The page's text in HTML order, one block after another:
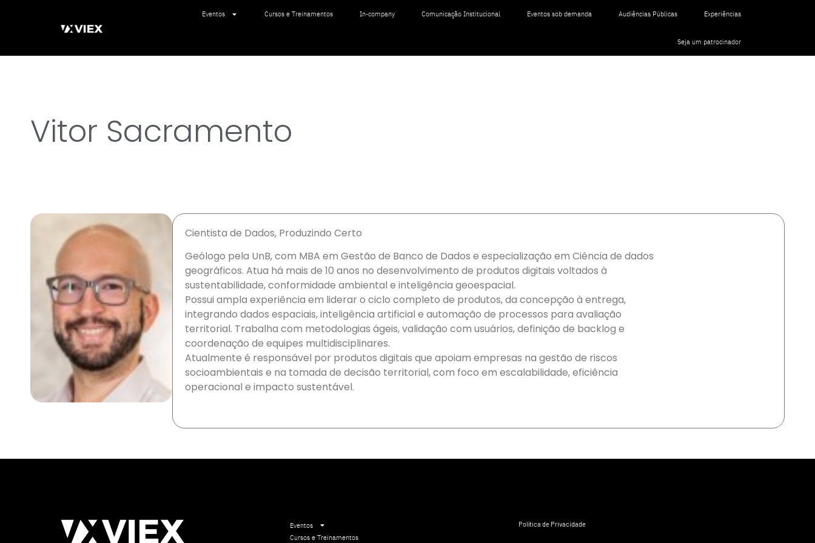
Eventos Cursos e Treinamentos In-company Comunicação Institucional Eventos sob demanda Audiências Públicas Experiências
Seja um patrocinador
Vitor Sacramento
Cientista de Dados, Produzindo Certo
Geólogo pela UnB, com MBA em Gestão de Banco de Dados e especialização em Ciência de dados
geográficos. Atua há mais de 10 anos no desenvolvimento de produtos digitais voltados à
sustentabilidade, conformidade ambiental e inteligência geoespacial.
Possui ampla experiência em liderar o ciclo completo de produtos, da concepção à entrega,
integrando dados espaciais, inteligência artificial e automação de processos para avaliação
territorial. Trabalha com metodologias ágeis, validação com usuários, definição de backlog e
coordenação de equipes multidisciplinares.
Atualmente é responsável por produtos digitais que apoiam empresas na gestão de riscos
socioambientais e na tomada de decisão territorial, com foco em escalabilidade, eficiência
operacional e impacto sustentável.
Eventos
Cursos e Treinamentos
Política de Privacidade